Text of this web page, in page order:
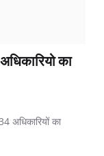
का
अधिकारियों का